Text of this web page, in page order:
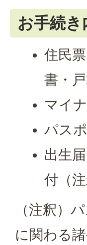
お手続き
住民
書・
マイ
パス
出生
付（注
（注釈）
に関わる